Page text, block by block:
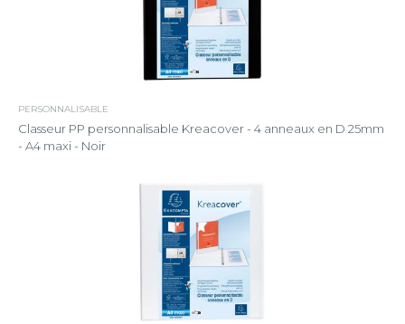
PERSONNALISABLE
Classeur PP personnalisable Kreacover - 4 anneaux en D 25mm
- A4 maxi - Noir